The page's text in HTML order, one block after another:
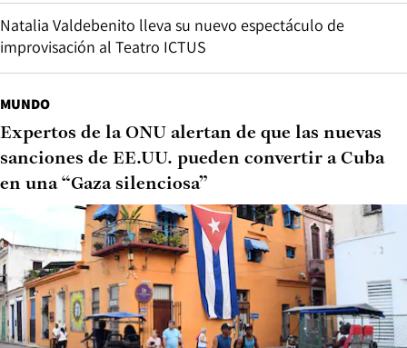
Natalia Valdebenito lleva su nuevo espectáculo de
improvisación al Teatro ICTUS
MUNDO
Expertos de la ONU alertan de que las nuevas
sanciones de EE.UU. pueden convertir a Cuba
en una “Gaza silenciosa”